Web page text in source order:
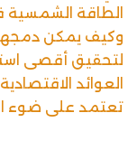
الطاقة الشمسية
وكيف يمكن
لتحقيق أقصى
العوائد
تعتمد على ضوء